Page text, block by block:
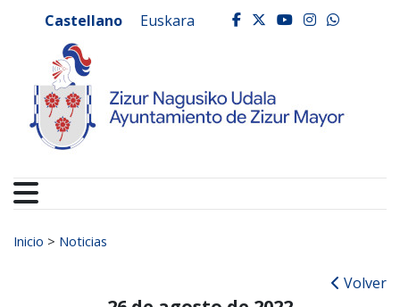
Ayuntamiento de
Castellano Euskara facebook
twitter
youtube
Buscar:
Inicio > Noticias
Volver